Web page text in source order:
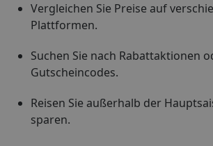
Vergleichen Sie Preise auf
Plattformen.
Suchen Sie nach Rabattaktionen
Gutscheincodes.
Reisen Sie außerhalb der
sparen.